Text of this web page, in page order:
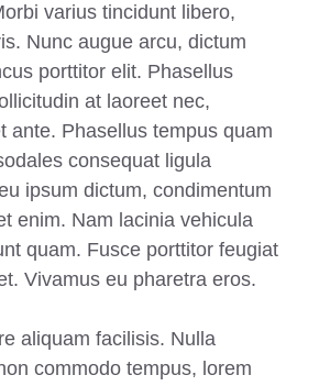
varius tincidunt libero,
Nunc augue arcu, dictum
porttitor elit. Phasellus
at laoreet nec,
ante. Phasellus tempus quam
consequat ligula
ipsum dictum, condimentum
enim. Nam lacinia vehicula
quam. Fusce porttitor feugiat
Vivamus eu pharetra eros.
aliquam facilisis. Nulla
commodo tempus, lorem